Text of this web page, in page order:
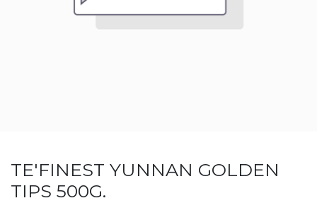
TE'FINEST YUNNAN GOLDEN
TIPS 500G.